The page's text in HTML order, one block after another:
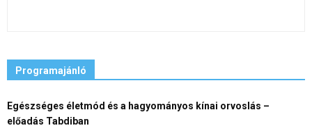
Programajánló
Egészséges életmód és a hagyományos kínai orvoslás –
előadás Tabdiban